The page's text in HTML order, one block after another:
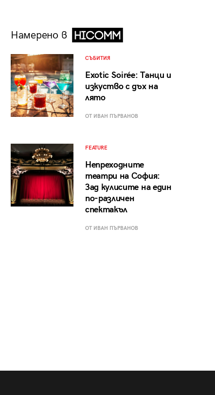
Намерено в
СЪБИТИЯ
Exotic Soirée: Танци и
изкуство с дъх на
лято
ОТ ИВАН ПЪРВАНОВ
FEATURE
Непреходните
театри на София:
Зад кулисите на един
по-различен
спектакъл
ОТ ИВАН ПЪРВАНОВ